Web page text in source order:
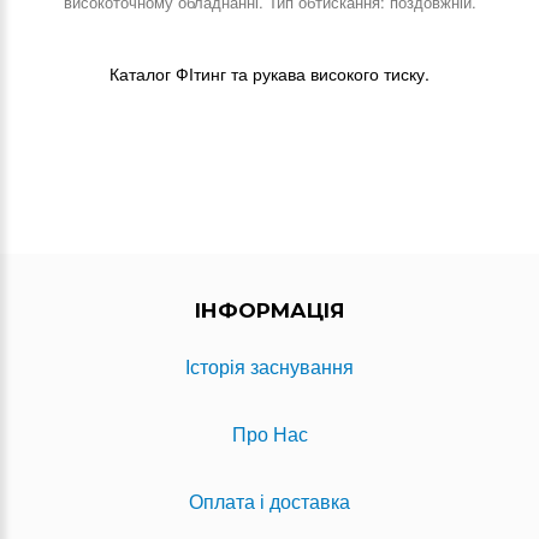
Каталог ФІтинг та рукава високого тиску.
ІНФОРМАЦІЯ
Історія заснування
Про Нас
Оплата і доставка